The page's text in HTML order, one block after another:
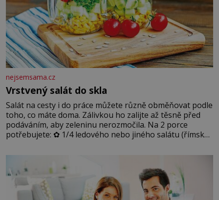
nejsemsama.cz
Vrstvený salát do skla
Salát na cesty i do práce můžete různě obměňovat podle
toho, co máte doma. Zálivkou ho zalijte až těsně před
podáváním, aby zeleninu nerozmočila. Na 2 porce
potřebujete: ✿ 1/4 ledového nebo jiného salátu (římský
okurky ✿ 2 rajčata Zálivka: ✿ 4 lžíce olivového oleje ✿ 1
lžíci citronové šťávy ✿ ½ stroužku